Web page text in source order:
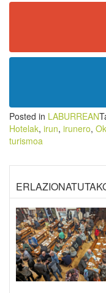
Posted in LABURREAN
Hotelak, irun, irunero,
turismoa